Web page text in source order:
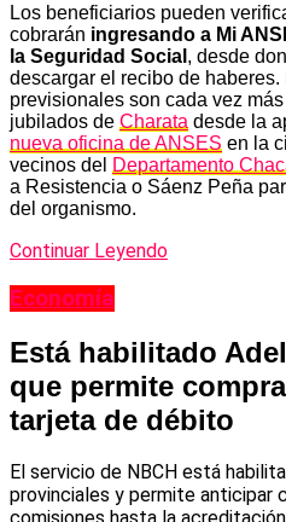
Los beneficiarios pueden
cobrarán ingresando a Mi
la Seguridad Social , desde
descargar el recibo de
previsionales son cada vez
jubilados de Charata desde la
nueva oficina de ANSES en la
vecinos del Departamento
a Resistencia o Sáenz Peña
del organismo.
Continuar Leyendo
Economía
Está habilitado
que permite
tarjeta de débito
El servicio de NBCH está
provinciales y permite anticipar